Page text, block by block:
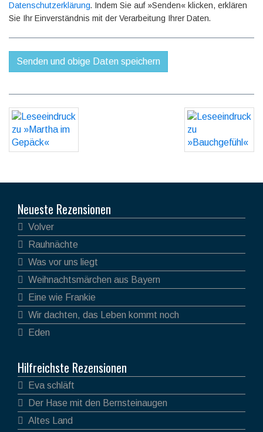
Datenschutzerklärung. Indem Sie auf »Senden« klicken, erklären
Sie Ihr Einverständnis mit der Verarbeitung Ihrer Daten.
Neueste Rezensionen
Volver
Rauhnächte
Was vor uns liegt
Weihnachtsmärchen aus Bayern
Eine wie Frankie
Wir dachten, das Leben kommt noch
Eden
Hilfreichste Rezensionen
Eva schläft
Der Hase mit den Bernsteinaugen
Altes Land